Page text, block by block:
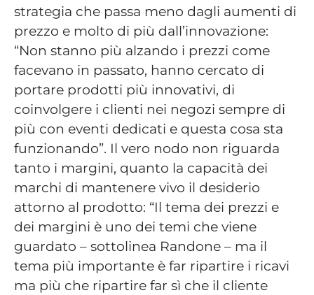
strategia che passa meno dagli aumenti di
prezzo e molto di più dall’innovazione:
“Non stanno più alzando i prezzi come
facevano in passato, hanno cercato di
portare prodotti più innovativi, di
coinvolgere i clienti nei negozi sempre di
più con eventi dedicati e questa cosa sta
funzionando”. Il vero nodo non riguarda
tanto i margini, quanto la capacità dei
marchi di mantenere vivo il desiderio
attorno al prodotto: “Il tema dei prezzi e
dei margini è uno dei temi che viene
guardato – sottolinea Randone – ma il
tema più importante è far ripartire i ricavi
ma più che ripartire far sì che il cliente